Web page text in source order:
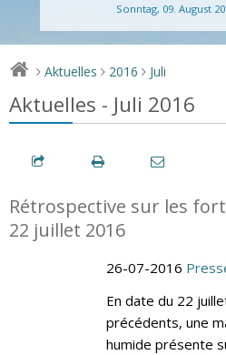
Sonntag, 09. August
> Aktuelles > 2016 > Juli
Aktuelles - Juli 2016
Rétrospective sur les
22 juillet 2016
26-07-2016
En date du 22
précédents, une
humide présente